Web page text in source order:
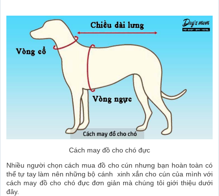
Cách may đồ cho chó đực
Nhiều người chọn cách mua đồ cho cún nhưng bạn hoàn toàn có
thể tự tay làm nên những bộ cánh xinh xắn cho cún của mình với
cách may đồ cho chó đực đơn giản mà chúng tôi giới thiệu dưới
đây.